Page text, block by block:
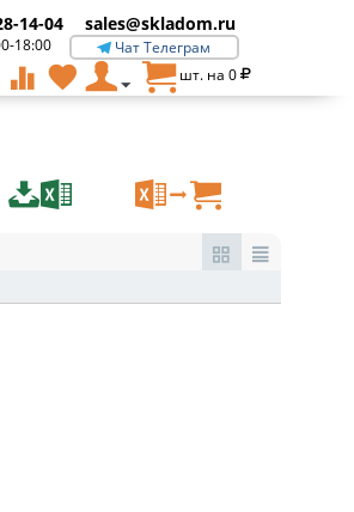
14-04 sales@skladom.ru
18:00
Чат Телеграм
шт. на 0